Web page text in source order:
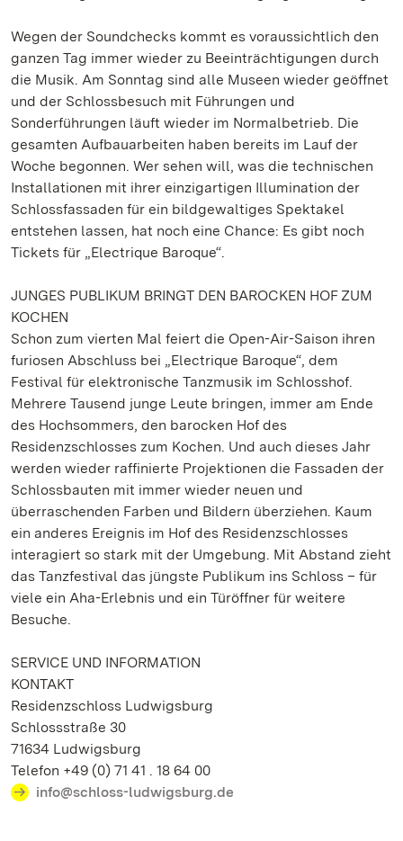
Wegen der Soundchecks kommt es voraussichtlich den
ganzen Tag immer wieder zu Beeinträchtigungen durch
die Musik. Am Sonntag sind alle Museen wieder geöffnet
und der Schlossbesuch mit Führungen und
Sonderführungen läuft wieder im Normalbetrieb. Die
gesamten Aufbauarbeiten haben bereits im Lauf der
Woche begonnen. Wer sehen will, was die technischen
Installationen mit ihrer einzigartigen Illumination der
Schlossfassaden für ein bildgewaltiges Spektakel
entstehen lassen, hat noch eine Chance: Es gibt noch
Tickets für „Electrique Baroque“.
JUNGES PUBLIKUM BRINGT DEN BAROCKEN HOF ZUM
KOCHEN
Schon zum vierten Mal feiert die Open-Air-Saison ihren
furiosen Abschluss bei „Electrique Baroque“, dem
Festival für elektronische Tanzmusik im Schlosshof.
Mehrere Tausend junge Leute bringen, immer am Ende
des Hochsommers, den barocken Hof des
Residenzschlosses zum Kochen. Und auch dieses Jahr
werden wieder raffinierte Projektionen die Fassaden der
Schlossbauten mit immer wieder neuen und
überraschenden Farben und Bildern überziehen. Kaum
ein anderes Ereignis im Hof des Residenzschlosses
interagiert so stark mit der Umgebung. Mit Abstand zieht
das Tanzfestival das jüngste Publikum ins Schloss – für
viele ein Aha-Erlebnis und ein Türöffner für weitere
Besuche.
SERVICE UND INFORMATION
KONTAKT
Residenzschloss Ludwigsburg
Schlossstraße 30
71634 Ludwigsburg
Telefon +49 (0) 71 41 . 18 64 00
info@schloss-ludwigsburg.de